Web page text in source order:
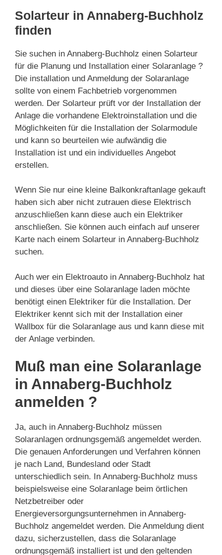
Solarteur in Annaberg-Buchholz
finden
Sie suchen in Annaberg-Buchholz einen Solarteur
für die Planung und Installation einer Solaranlage ?
Die installation und Anmeldung der Solaranlage
sollte von einem Fachbetrieb vorgenommen
werden. Der Solarteur prüft vor der Installation der
Anlage die vorhandene Elektroinstallation und die
Möglichkeiten für die Installation der Solarmodule
und kann so beurteilen wie aufwändig die
Installation ist und ein individuelles Angebot
erstellen.
Wenn Sie nur eine kleine Balkonkraftanlage gekauft
haben sich aber nicht zutrauen diese Elektrisch
anzuschließen kann diese auch ein Elektriker
anschließen. Sie können auch einfach auf unserer
Karte nach einem Solarteur in Annaberg-Buchholz
suchen.
Auch wer ein Elektroauto in Annaberg-Buchholz hat
und dieses über eine Solaranlage laden möchte
benötigt einen Elektriker für die Installation. Der
Elektriker kennt sich mit der Installation einer
Wallbox für die Solaranlage aus und kann diese mit
der Anlage verbinden.
Muß man eine Solaranlage
in Annaberg-Buchholz
anmelden ?
Ja, auch in Annaberg-Buchholz müssen
Solaranlagen ordnungsgemäß angemeldet werden.
Die genauen Anforderungen und Verfahren können
je nach Land, Bundesland oder Stadt
unterschiedlich sein. In Annaberg-Buchholz muss
beispielsweise eine Solaranlage beim örtlichen
Netzbetreiber oder
Energieversorgungsunternehmen in Annaberg-
Buchholz angemeldet werden. Die Anmeldung dient
dazu, sicherzustellen, dass die Solaranlage
ordnungsgemäß installiert ist und den geltenden